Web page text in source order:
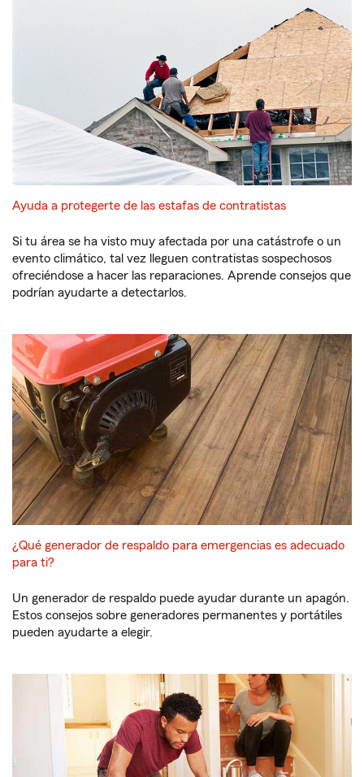
Ayuda a protegerte de las estafas de contratistas
Si tu área se ha visto muy afectada por una catástrofe o un
evento climático, tal vez lleguen contratistas sospechosos
ofreciéndose a hacer las reparaciones. Aprende consejos que
podrían ayudarte a detectarlos.
¿Qué generador de respaldo para emergencias es adecuado
para ti?
Un generador de respaldo puede ayudar durante un apagón.
Estos consejos sobre generadores permanentes y portátiles
pueden ayudarte a elegir.